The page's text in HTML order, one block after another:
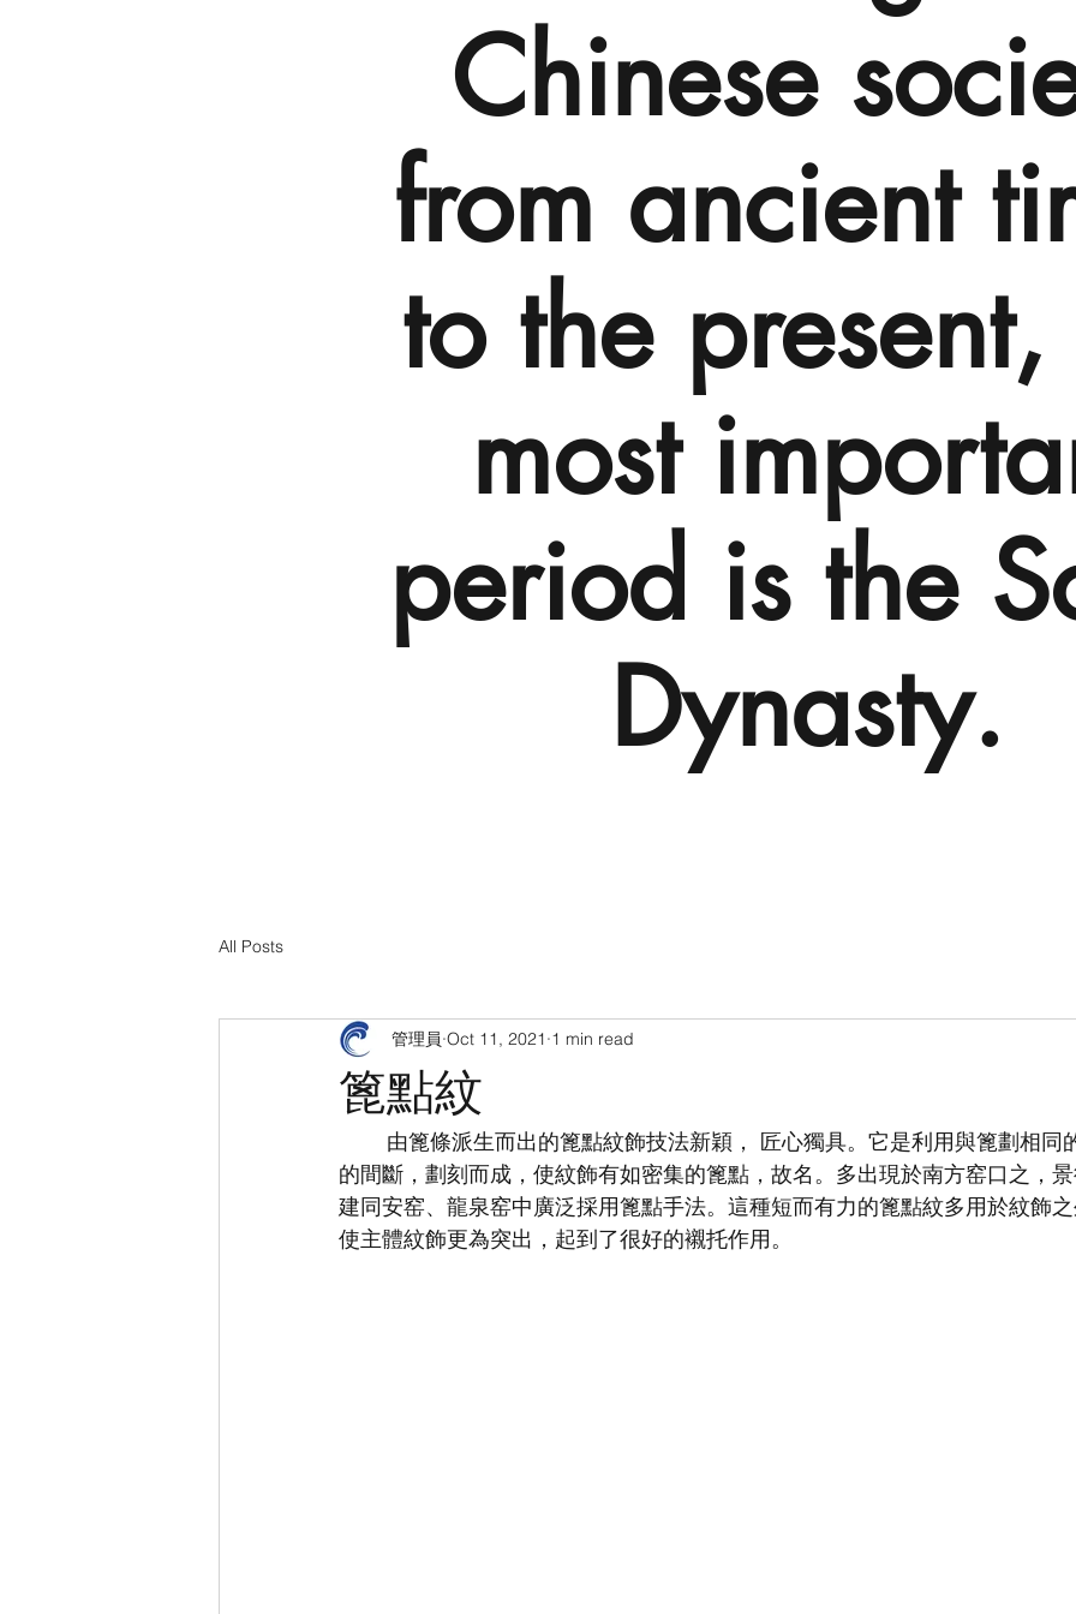
Chinese
from ancient
to the present,
most
period is the
Dynasty.
All Posts
篦點紋
管理員 Oct 11, 2021 1 min read
的間斷，劃刻而成，使紋飾有如密集的篦點，故名。多出現於南方窑口之，
建同安窑、龍泉窑中廣泛採用篦點手法。這種短而有力的篦點紋多用於紋飾
使主體紋飾更為突出，起到了很好的襯托作用。